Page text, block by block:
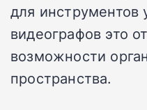
для инструментов
видеографов это
возможности
пространства.